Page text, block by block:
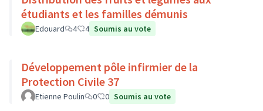
étudiants et les familles démunis
Edouard 4 4 Soumis au vote
Développement pôle infirmier de la
Protection Civile 37
Etienne Poulin 0 0 Soumis au vote